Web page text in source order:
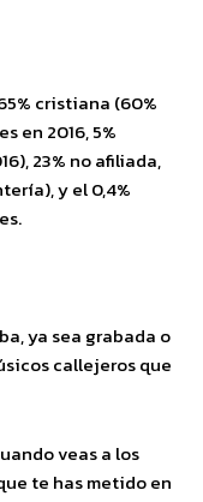
cristiana (60%
en 2016, 5%
23% no afiliada,
y el 0,4%
ya sea grabada o
callejeros que
veas a los
te has metido en